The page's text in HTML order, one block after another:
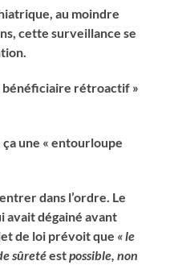
au moindre
cette surveillance se
bénéficiaire rétroactif »
une « entourloupe
dans l’ordre. Le
avait dégainé avant
de loi prévoit que « le
sûretéestpossible, non